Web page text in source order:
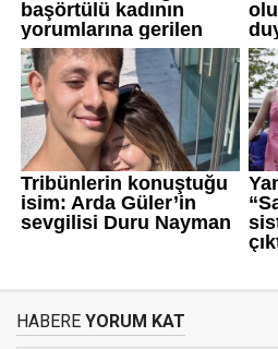
HABERE YORUM KAT